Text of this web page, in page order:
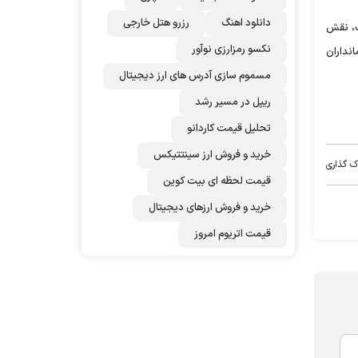
نقش
گذاری
دانلود اهنگ
رزرو هتل خارجی
نکسو رمزارزی نوآور
مسموم سازی آدرس های ارز دیجیتال
ریپل در مسیر رشد
تحلیل قیمت کاردانو
خرید و فروش ارز سینتتیکس
قیمت لحظه ای بیت کوین
خرید و فروش ارزهای دیجیتال
قیمت اتریوم امروز